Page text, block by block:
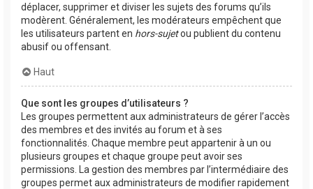
déplacer, supprimer et diviser les sujets des forums qu’ils
modèrent. Généralement, les modérateurs empêchent que
les utilisateurs partent en hors-sujetou publient du contenu
abusif ou offensant.
Haut
Que sont les groupes d’utilisateurs ?
Les groupes permettent aux administrateurs de gérer l’accès
des membres et des invités au forum et à ses
fonctionnalités. Chaque membre peut appartenir à un ou
plusieurs groupes et chaque groupe peut avoir ses
permissions. La gestion des membres par l’intermédiaire des
groupes permet aux administrateurs de modifier rapidement